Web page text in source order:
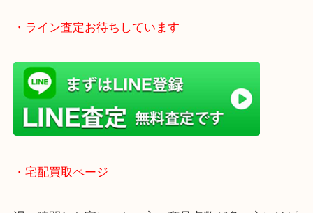
買い取り！
貴金属などのお品物の他にも絵画や骨董品・家電
く鑑定が可能！
店舗での販売はしてなくお品物ごとに販売ルートを
いるので高価買い取り！
・ライン査定お待ちしています